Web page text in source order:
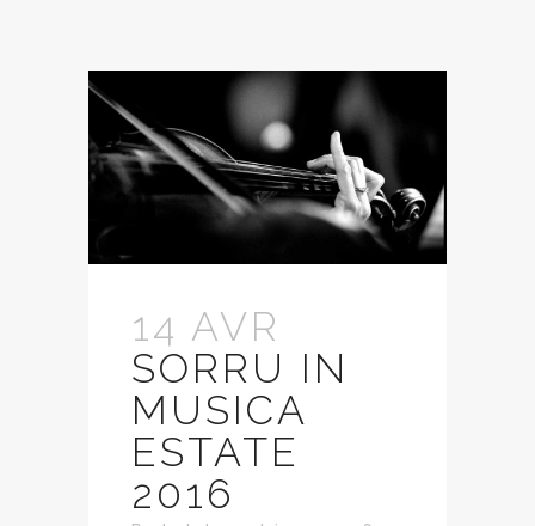
14 AVR
SORRU IN
MUSICA
ESTATE
2016